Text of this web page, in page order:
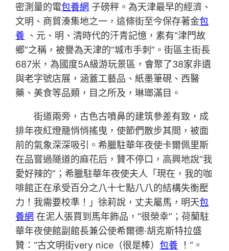
密測量的電包養網 子磅秤。為天津最早的經濟、
文明、商貿湊集地之一，這條街至今保存著金包
養 、元、明、清時代的汗青記憶，素有“津門故
鄉”之稱，被譽為天津的“城市手刺”。街區主街長
687米，為國度5A級游玩景區，會聚了38家非遺
與老字號店展，涵蓋工藝品、紙墨筆硯、西醫
藥、美食等品類，目之所及，琳瑯滿目。
街道兩旁，古色古噴鼻的建筑參差有致，成
排年夜紅燈籠悄悄搖曳，使節們散步其間，被面
前的氣象深深吸引。希臘駐華年夜使卡爾佩里斯
在品嘗過隧道的麻花后，贊不停口，高興地說“我
愛好辣的”；希臘駐華年夜使夫人「現在，我的咖
啡館正在承受百分之八十七點八八的結構失衡壓
力！我需要校準！」徐莉說，丈夫屬馬，明天包
養網 在泥人張買到馬年飾品，“很榮幸”；荷蘭駐
華年夜使館副館長兼公使希爾德·胡克斯特拉盛
贊：“古文明街very nice（很是棒）包養 ！”。